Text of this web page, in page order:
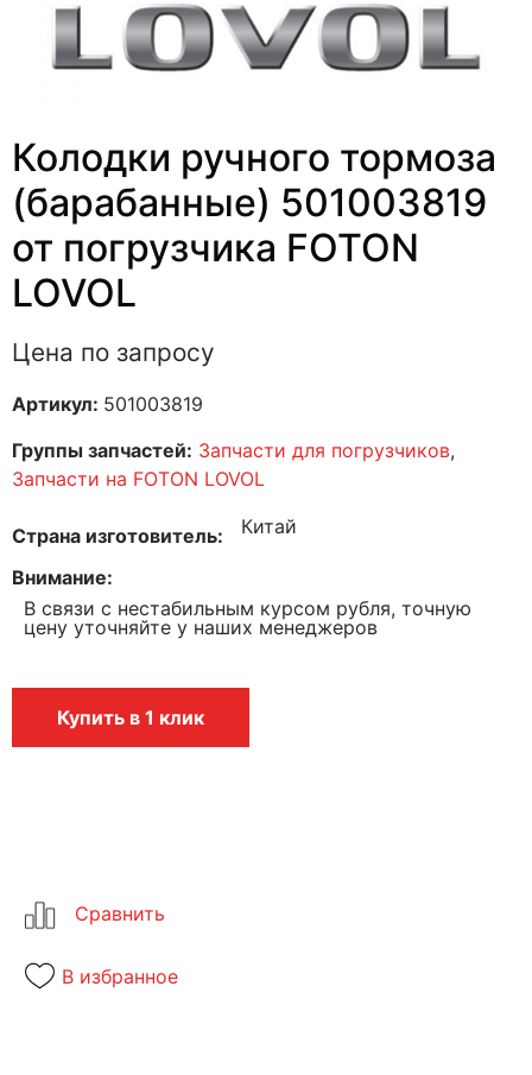
Колодки ручного тормоза
(барабанные) 501003819
от погрузчика FOTON
LOVOL
Цена по запросу
Артикул: 501003819
Группы запчастей: Запчасти для погрузчиков,
Запчасти на FOTON LOVOL
Страна изготовитель Китай
Внимание
В связи с нестабильным курсом рубля, точную
цену уточняйте у наших менеджеров
Купить в 1 клик
В избранное